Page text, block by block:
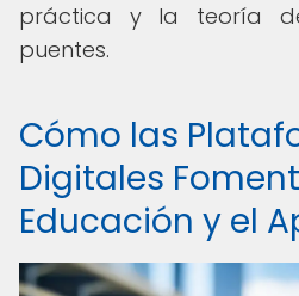
práctica y la teoría
puentes.
Cómo las
Digitales
Educación y el